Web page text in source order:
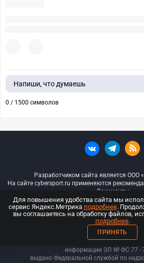
Напиши, что думаешь
0 / 1500 символов
Разработчиком сайта является ООО
На сайте cybersport.ru применяются
Документы
© ООО «Киберспорт.ру» — Все
18+
ООО «Киберспорт.ру». Свидетельство о
информации ЭЛ № ФС 77 -
выдано Федеральной службой по
Для повышения удобства сайта мы
сервис Яндекс.Метрика подробнее.
вы соглашаетесь на обработку файлов,
подробнее.
ПРИНЯТЬ